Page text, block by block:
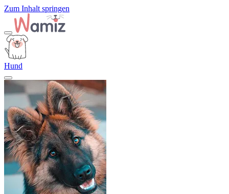
Zum Inhalt springen
Hund